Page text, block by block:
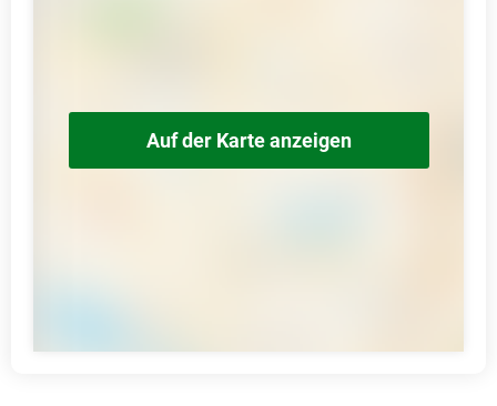
Auf der Karte anzeigen